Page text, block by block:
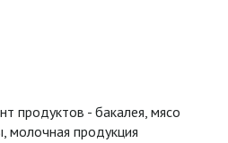
продуктов - бакалея, мясо
молочная продукция